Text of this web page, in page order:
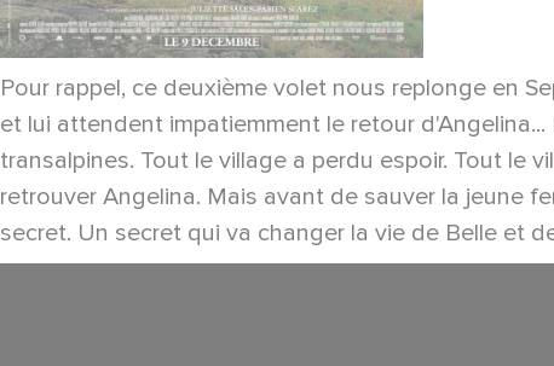
Pour rappel, ce deuxième volet nous replonge en
et lui attendent impatiemment le retour
transalpines. Tout le village a perdu espoir. Tout le
retrouver Angelina. Mais avant de sauver la jeune
secret. Un secret qui va changer la vie de Belle et